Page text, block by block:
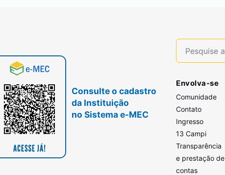
Consulte o cadastro
da Instituição
no Sistema e-MEC
Envolva-se
Comunidade
Contato
Ingresso
13 Campi
Transparência
e prestação de
contas